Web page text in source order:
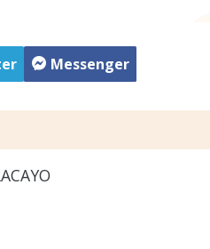
Messenger